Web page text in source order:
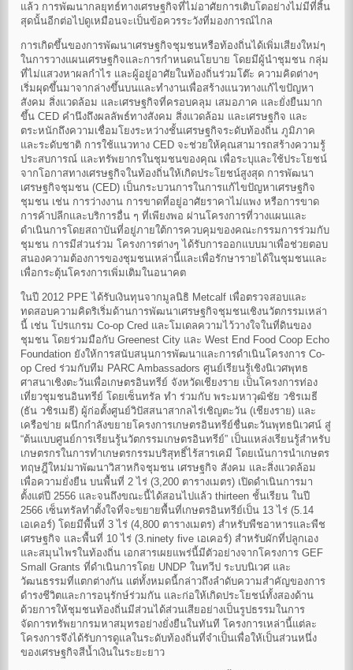
แล้ว การพัฒนากลยุทธ์ทางเศรษฐกิจที่ไม่อาศัยการเติบโตอย่างไม่มีที่สิ้น
สุดนั้นอีกต่อไปดูเหมือนจะเป็นข้อควรระวังที่มองการณ์ไกล
การเกิดขึ้นของการพัฒนาเศรษฐกิจชุมชนหรือท้องถิ่นได้เพิ่มเสียงใหม่ๆ
ในการวางแผนเศรษฐกิจและการกำหนดนโยบาย โดยมีผู้นำชุมชน กลุ่ม
ที่ไม่แสวงหาผลกำไร และผู้อยู่อาศัยในท้องถิ่นร่วมโต๊ะ ความคิดต่างๆ
เริ่มผุดขึ้นมาจากล่างขึ้นบนและทำงานเพื่อสร้างแนวทางแก้ไขปัญหา
สังคม สิ่งแวดล้อม และเศรษฐกิจที่ครอบคลุม เสมอภาค และยั่งยืนมาก
ขึ้น CED คำนึงถึงผลลัพธ์ทางสังคม สิ่งแวดล้อม และเศรษฐกิจ และ
ตระหนักถึงความเชื่อมโยงระหว่างชั้นเศรษฐกิจระดับท้องถิ่น ภูมิภาค
และระดับชาติ การใช้แนวทาง CED จะช่วยให้คุณสามารถสร้างความรู้
ประสบการณ์ และทรัพยากรในชุมชนของคุณ เพื่อระบุและใช้ประโยชน์
จากโอกาสทางเศรษฐกิจในท้องถิ่นให้เกิดประโยชน์สูงสุด การพัฒนา
เศรษฐกิจชุมชน (CED) เป็นกระบวนการในการแก้ไขปัญหาเศรษฐกิจ
ชุมชน เช่น การว่างงาน การขาดที่อยู่อาศัยราคาไม่แพง หรือการขาด
การค้าปลีกและบริการอื่น ๆ ที่เพียงพอ ผ่านโครงการที่วางแผนและ
ดำเนินการโดยสถาบันที่อยู่ภายใต้การควบคุมของคณะกรรมการร่วมกับ
ชุมชน การมีส่วนร่วม โครงการต่างๆ ได้รับการออกแบบมาเพื่อช่วยตอบ
สนองความต้องการของชุมชนเหล่านี้และเพื่อรักษารายได้ในชุมชนและ
เพื่อกระตุ้นโครงการเพิ่มเติมในอนาคต
ในปี 2012 PPE ได้รับเงินทุนจากมูลนิธิ Metcalf เพื่อตรวจสอบและ
ทดสอบความคิดริเริ่มด้านการพัฒนาเศรษฐกิจชุมชนเชิงนวัตกรรมเหล่า
นี้ เช่น โปรแกรม Co-op Cred และโมเดลความไว้วางใจในที่ดินของ
ชุมชน โดยร่วมมือกับ Greenest City และ West End Food Coop Echo
Foundation ยังให้การสนับสนุนการพัฒนาและการดำเนินโครงการ Co-
op Cred ร่วมกับทีม PARC Ambassadors ศูนย์เรียนรู้เชิงนิเวศพุทธ
ศาสนาเชิงตะวันเพื่อเกษตรอินทรีย์ จังหวัดเชียงราย เป็นโครงการท่อง
เที่ยวชุมชนอินทรีย์ โดยเซ็นทรัล ทำ ร่วมกับ พระมหาวุฒิชัย วชิรเมธี
(ธัน วชิรเมธี) ผู้ก่อตั้งศูนย์วิปัสสนาสากลไร่เชิญตะวัน (เชียงราย) และ
เครือข่าย ผนึกกำลังขยายโครงการเกษตรอินทรีย์ชื่นตะวันพุทธนิเวศน์ สู่
“ต้นแบบศูนย์การเรียนรู้นวัตกรรมเกษตรอินทรีย์” เป็นแหล่งเรียนรู้สำหรับ
เกษตรกรในการทำเกษตรกรรมบริสุทธิ์ไร้สารเคมี โดยเน้นการนำเกษตร
ทฤษฎีใหม่มาพัฒนาวิสาหกิจชุมชน เศรษฐกิจ สังคม และสิ่งแวดล้อม
เพื่อความยั่งยืน บนพื้นที่ 2 ไร่ (3,200 ตารางเมตร) เปิดดำเนินการมา
ตั้งแต่ปี 2556 และจนถึงขณะนี้ได้สอนไปแล้ว thirteen ชั้นเรียน ในปี
2566 เซ็นทรัลทำตั้งใจที่จะขยายพื้นที่เกษตรอินทรีย์เป็น 13 ไร่ (5.14
เอเคอร์) โดยมีพื้นที่ 3 ไร่ (4,800 ตารางเมตร) สำหรับพืชอาหารและพืช
เศรษฐกิจ และพื้นที่ 10 ไร่ (3.ninety five เอเคอร์) สำหรับผักที่ปลูกเอง
และสมุนไพรในท้องถิ่น เอกสารเผยแพร่นี้มีตัวอย่างจากโครงการ GEF
Small Grants ที่ดำเนินการโดย UNDP ในทวีป ระบบนิเวศ และ
วัฒนธรรมที่แตกต่างกัน แต่ทั้งหมดนี้กล่าวถึงลำดับความสำคัญของการ
ดำรงชีวิตและการอนุรักษ์ร่วมกัน และก่อให้เกิดประโยชน์ทั้งสองด้าน
ด้วยการให้ชุมชนท้องถิ่นมีส่วนได้ส่วนเสียอย่างเป็นรูปธรรมในการ
จัดการทรัพยากรมหาสมุทรอย่างยั่งยืนในทันที โครงการเหล่านี้แต่ละ
โครงการจึงได้รับการดูแลในระดับท้องถิ่นที่จำเป็นเพื่อให้เป็นส่วนหนึ่ง
ของเศรษฐกิจสีน้ำเงินในระยะยาว